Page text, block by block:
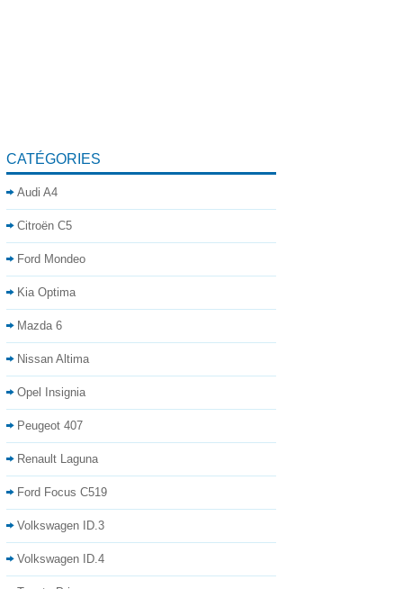
CATÉGORIES
Audi A4
Citroën C5
Ford Mondeo
Kia Optima
Mazda 6
Nissan Altima
Opel Insignia
Peugeot 407
Renault Laguna
Ford Focus C519
Volkswagen ID.3
Volkswagen ID.4